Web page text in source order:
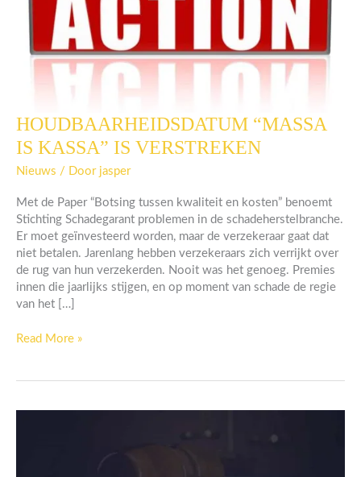
HOUDBAARHEIDSDATUM “MASSA
IS KASSA” IS VERSTREKEN
Nieuws / Door jasper
Met de Paper “Botsing tussen kwaliteit en kosten” benoemt
Stichting Schadegarant problemen in de schadeherstelbranche.
Er moet geïnvesteerd worden, maar de verzekeraar gaat dat
niet betalen. Jarenlang hebben verzekeraars zich verrijkt over
de rug van hun verzekerden. Nooit was het genoeg. Premies
innen die jaarlijks stijgen, en op moment van schade de regie
van het […]
HOUDBAARHEIDSDATUM
IS
KASSA”
VERSTREKEN
Read More »